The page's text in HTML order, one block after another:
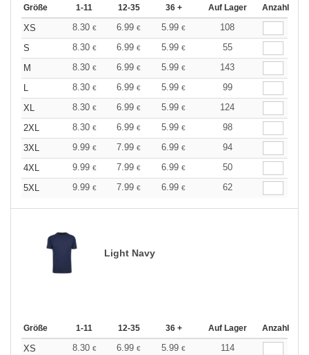
Größe 1-11 12-35 36 + Auf Lager Anzahl
XS 8.30 € 6.99 € 5.99 €
108
S
8.30 € 6.99 € 5.99 €
55
M
8.30 € 6.99 € 5.99 €
143
8.30 € 6.99 € 5.99 €
99
XL
8.30 € 6.99 € 5.99 €
124
2XL
8.30 € 6.99 € 5.99 €
98
3XL
9.99 € 7.99 € 6.99 €
94
4XL
9.99 € 7.99 € 6.99 €
50
5XL
9.99 € 7.99 € 6.99 € 62
Light Navy
Größe 1-11 12-35 36 + Auf Lager Anzahl
XS 8.30 € 6.99 € 5.99 €
114